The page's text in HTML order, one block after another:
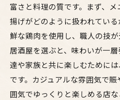
富さと料理の質です。まず、
揚げがどのように扱われてい
鮮な鶏肉を使用し、職人の技
居酒屋を選ぶと、味わいが一
達や家族と共に楽しむために
です。カジュアルな雰囲気で
囲気でゆっくりと楽しめる店